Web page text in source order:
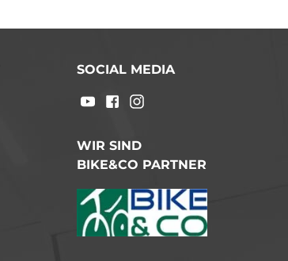
SOCIAL MEDIA
WIR SIND
BIKE&CO PARTNER